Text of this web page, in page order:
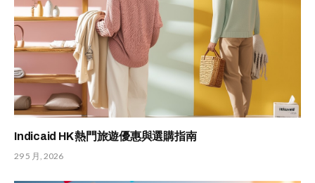
Indicaid HK 熱門旅遊優惠與選購指南
29 5 月, 2026